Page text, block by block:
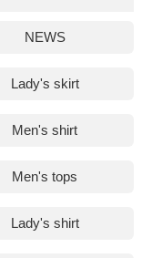
NEWS
Lady's skirt
Men's shirt
Men's tops
Lady's shirt